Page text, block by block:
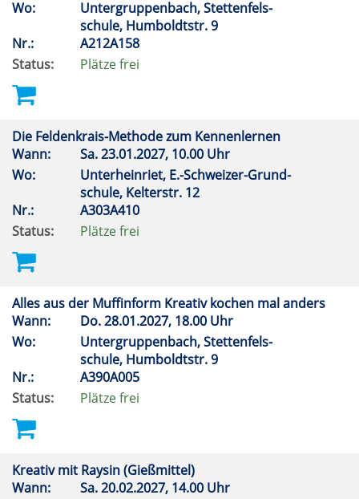
Wo:
Untergruppenbach, Stettenfels-
schule, Humboldtstr. 9
Nr.:
A212A158
Status:
Plätze frei
Die Feldenkrais-Methode zum Kennenlernen
Wann:
Sa.23.01.2027, 10.00 Uhr
Wo:
Unterheinriet, E.-Schweizer-Grund-
schule, Kelterstr. 12
Nr.:
A303A410
Status:
Plätze frei
Alles aus der Muffinform Kreativ kochen mal anders
Wann:
Do.28.01.2027, 18.00 Uhr
Wo:
Untergruppenbach, Stettenfels-
schule, Humboldtstr. 9
Nr.:
A390A005
Status:
Plätze frei
Kreativ mit Raysin (Gießmittel)
Wann:
Sa.20.02.2027, 14.00 Uhr